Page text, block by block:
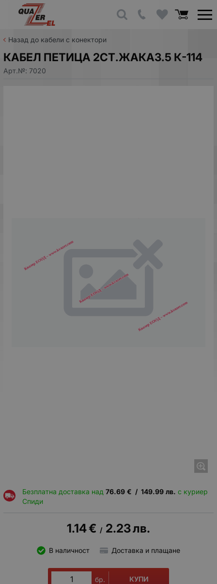
Назад до кабели с конектори
КАБЕЛ ПЕТИЦА 2СТ.ЖАКА3.5 К-114
Арт.№: 7020
Безплатна доставка над 76.69 € / 149.99 лв. с куриер
Спиди
1.14€ / 2.23лв.
В наличност Доставка и плащане
бр. КУПИ